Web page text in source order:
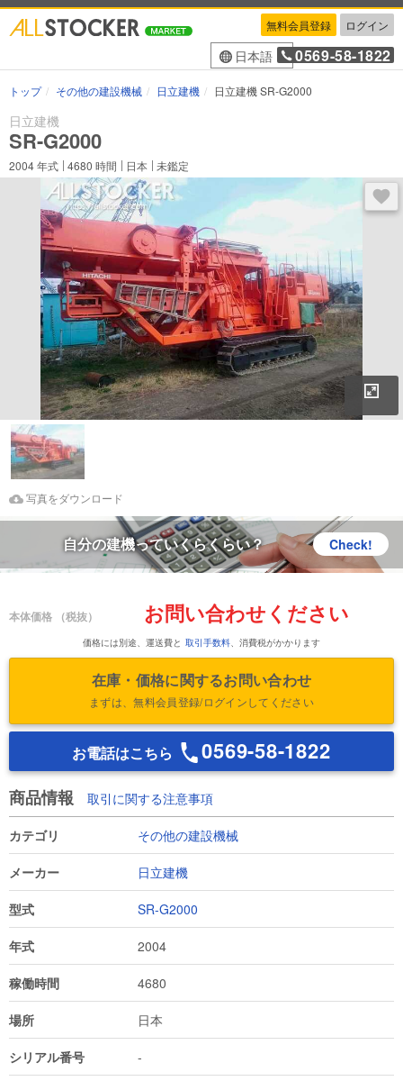
無料会員登録 ログイン
日本語 0569-58-1822
トップ その他の建設機械 日立建機 日立建機 SR-G2000
日立建機
SR-G2000
2004年式 4680 時間 日本 未鑑定
ロ
Download Images
写真をダウンロード
自分の建機っていくらくらい？ Check!
本体価格 （税抜） お問い合わせください
価格には別途、運送費と 取引手数料、消費税がかかります
在庫・価格に関するお問い合わせ
まずは、無料会員登録/ログインしてください
お電話はこちら 0569-58-1822
商品情報 取引に関する注意事項
カテゴリ その他の建設機械
メーカー 日立建機
型式 SR-G2000
年式 2004
稼働時間 4680
場所 日本
シリアル番号 -